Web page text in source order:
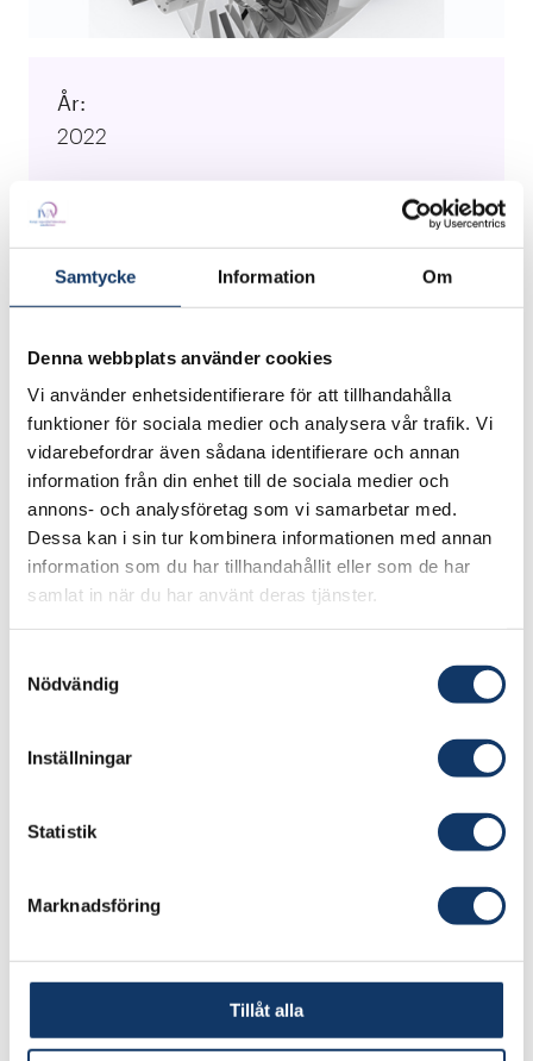
Samtycke Information Om
Denna webbplats använder cookies
Vi använder enhetsidentifierare för att tillhandahålla
funktioner för sociala medier och analysera vår trafik. Vi
vidarebefordrar även sådana identifierare och annan
information från din enhet till de sociala medier och
annons- och analysföretag som vi samarbetar med.
Dessa kan i sin tur kombinera informationen med annan
information som du har tillhandahållit eller som de har
samlat in när du har använt deras tjänster.
Nödvändig
Inställningar
Statistik
Marknadsföring
Tillåt alla
År:
2022
Infrastruktur
Lärosäten:
Mälardalens universitet
Ansvarig forskare:
Konstantinos Kyprianidis
Besök projektets webbplats
The focus is on coupling the most efficient
turbine-driven jet engines with electric power
generators and motors, as well as state-of-the-
electric aircraft that generates up to 1 MW
power and comprises several propulsive units.